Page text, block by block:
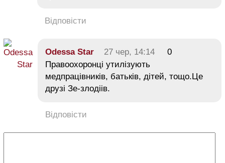
Відповісти
Odessa Star 27 чер, 14:14
0
Правоохоронці утилізують
медпрацівників, батьків, дітей, тощо.Це
друзі Зе-злодіів.
Відповісти